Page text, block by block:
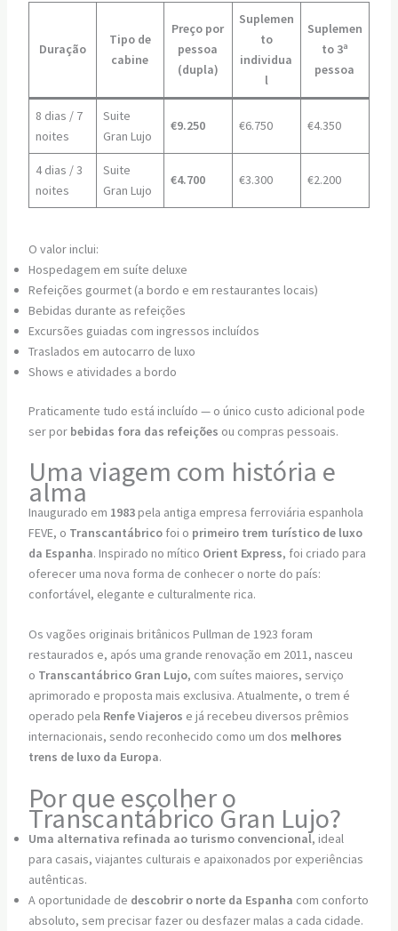
Duração
Tipo de
cabine
Preço por
pessoa
(dupla)
Suplemen
to
individua
l
Suplemen
to 3ª
pessoa
8 dias / 7
noites
Suite
Gran Lujo
€9.250 €6.750 €4.350
4 dias / 3
noites
Suite
Gran Lujo
€4.700 €3.300 €2.200
O valor inclui:
Hospedagem em suíte deluxe
Refeições gourmet (a bordo e em restaurantes locais)
Bebidas durante as refeições
Excursões guiadas com ingressos incluídos
Traslados em autocarro de luxo
Shows e atividades a bordo
Praticamente tudo está incluído — o único custo adicional pode
ser por bebidas fora das refeições ou compras pessoais.
Uma viagem com história e
alma
Inaugurado em 1983pela antiga empresa ferroviária espanhola
FEVE, o Transcantábricofoi o primeiro trem turístico de luxo
da Espanha. Inspirado no mítico Orient Express, foi criado para
oferecer uma nova forma de conhecer o norte do país:
confortável, elegante e culturalmente rica.
Os vagões originais britânicos Pullman de 1923 foram
restaurados e, após uma grande renovação em 2011, nasceu
o Transcantábrico Gran Lujo, com suítes maiores, serviço
aprimorado e proposta mais exclusiva. Atualmente, o trem é
operado pela Renfe Viajeros e já recebeu diversos prêmios
internacionais, sendo reconhecido como um dos melhores
trens de luxo da Europa.
Por que escolher o
Transcantábrico Gran Lujo?
Uma alternativa refinada ao turismo convencional, ideal
para casais, viajantes culturais e apaixonados por experiências
autênticas.
A oportunidade de descobrir o norte da Espanha com conforto
absoluto, sem precisar fazer ou desfazer malas a cada cidade.